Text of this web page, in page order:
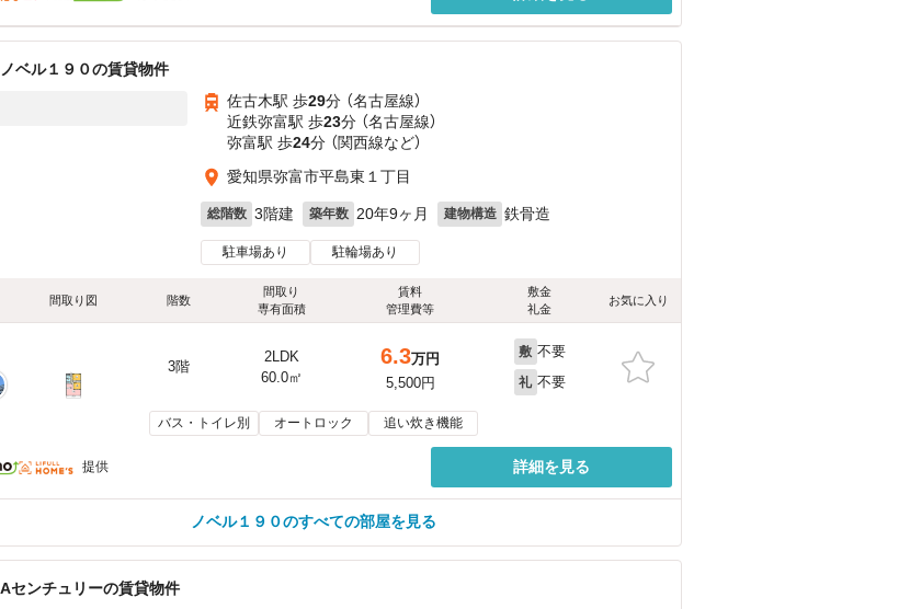
ノベル１９０の賃貸物件
佐古木駅 歩29分 （名古屋線）
近鉄弥富駅 歩23分 （名古屋線）
弥富駅 歩24分 （関西線など）
愛知県弥富市平島東１丁目
総階数 3階建 築年数 20年9ヶ月 建物構造 鉄骨造
駐車場あり 駐輪場あり
間取り図 階数
間取り
専有面積
賃料
管理費等
敷金
礼金
お気に入り
3階
2LDK
60.0㎡
6.3万円
5,500円
敷 不要
礼 不要
バス・トイレ別 オートロック 追い炊き機能
提供 詳細を見る
ノベル１９０のすべての部屋を見る
Aセンチュリーの賃貸物件